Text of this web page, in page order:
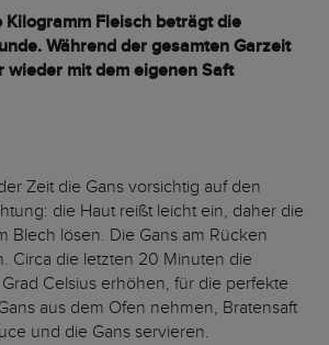
Kilogramm Fleisch beträgt die
Während der gesamten Garzeit
wieder mit dem eigenen Saft
Zeit die Gans vorsichtig auf den
die Haut reißt leicht ein, daher die
Blech lösen. Die Gans am Rücken
Circa die letzten 20 Minuten die
Celsius erhöhen, für die perfekte
aus dem Ofen nehmen, Bratensaft
und die Gans servieren.